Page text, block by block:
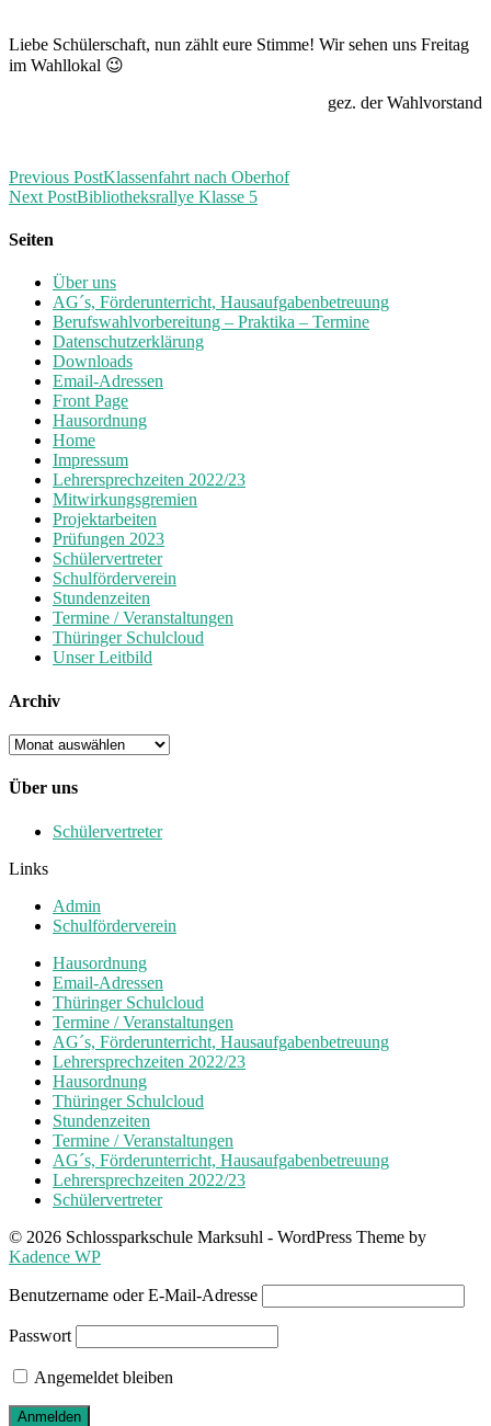
Liebe Schülerschaft, nun zählt eure Stimme! Wir sehen uns Freitag
im Wahllokal 😉
gez. der Wahlvorstand
Previous PostKlassenfahrt nach Oberhof
Next PostBibliotheksrallye Klasse 5
Seiten
Über uns
AG´s, Förderunterricht, Hausaufgabenbetreuung
Berufswahlvorbereitung – Praktika – Termine
Datenschutzerklärung
Downloads
Email-Adressen
Front Page
Hausordnung
Home
Impressum
Lehrersprechzeiten 2022/23
Mitwirkungsgremien
Projektarbeiten
Prüfungen 2023
Schülervertreter
Schulförderverein
Stundenzeiten
Termine / Veranstaltungen
Thüringer Schulcloud
Unser Leitbild
Archiv
Archiv
Über uns
Schülervertreter
Links
Admin
Schulförderverein
Hausordnung
Email-Adressen
Thüringer Schulcloud
Termine / Veranstaltungen
AG´s, Förderunterricht, Hausaufgabenbetreuung
Lehrersprechzeiten 2022/23
Hausordnung
Thüringer Schulcloud
Stundenzeiten
Termine / Veranstaltungen
AG´s, Förderunterricht, Hausaufgabenbetreuung
Lehrersprechzeiten 2022/23
Schülervertreter
© 2026 Schlossparkschule Marksuhl - WordPress Theme by
Kadence WP
Benutzername oder E-Mail-Adresse
Passwort
Angemeldet bleiben